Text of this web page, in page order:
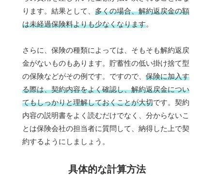
ります。結果として、 多くの場合、解約返戻金の額
は未経過保険料よりも少なくなります。
さらに、保険の種類によっては、そもそも解約返戻
金がないものもあります。貯蓄性の低い掛け捨て型
の保険などがその例です。ですので、 保険に加入す
る際は、契約内容をよく確認し、解約返戻金につい
てもしっかりと理解しておくことが大切です。契約
内容の説明書をよく読むだけでなく、分からないこ
とは保険会社の担当者に質問して、納得した上で契
約するようにしましょう。
具体的な計算方法